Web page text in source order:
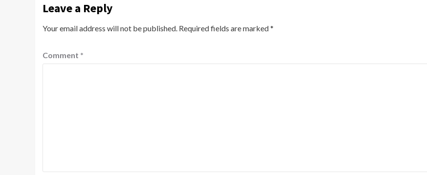
Leave a Reply
Your email address will not be published. Required fields are marked*
Comment *